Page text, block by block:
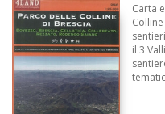
Carta
il 3